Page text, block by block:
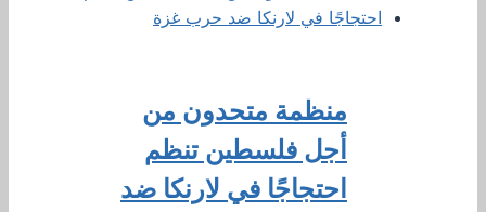
منظمة متحدون من
أجل فلسطين تنظم
احتجاجًا في لارنكا ضد